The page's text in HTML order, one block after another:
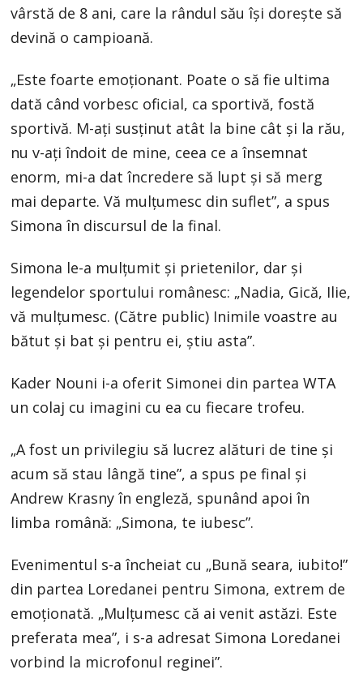
vârstă de 8 ani, care la rândul său îşi doreşte să
devină o campioană.
„Este foarte emoţionant. Poate o să fie ultima
dată când vorbesc oficial, ca sportivă, fostă
sportivă. M-aţi susţinut atât la bine cât şi la rău,
nu v-aţi îndoit de mine, ceea ce a însemnat
enorm, mi-a dat încredere să lupt şi să merg
mai departe. Vă mulţumesc din suflet”, a spus
Simona în discursul de la final.
Simona le-a mulţumit şi prietenilor, dar şi
legendelor sportului românesc: „Nadia, Gică, Ilie,
vă mulţumesc. (Către public) Inimile voastre au
bătut şi bat şi pentru ei, ştiu asta”.
Kader Nouni i-a oferit Simonei din partea WTA
un colaj cu imagini cu ea cu fiecare trofeu.
„A fost un privilegiu să lucrez alături de tine şi
acum să stau lângă tine”, a spus pe final şi
Andrew Krasny în engleză, spunând apoi în
limba română: „Simona, te iubesc”.
Evenimentul s-a încheiat cu „Bună seara, iubito!”
din partea Loredanei pentru Simona, extrem de
emoţionată. „Mulţumesc că ai venit astăzi. Este
preferata mea”, i s-a adresat Simona Loredanei
vorbind la microfonul reginei”.